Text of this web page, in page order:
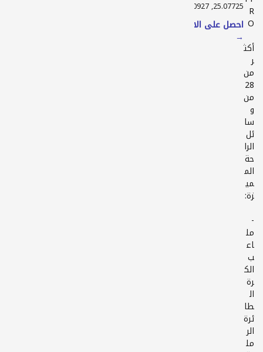
R
أكث
ر
من
28
من
و
سا
ئل
الرا
حة
الم
مي
-
مل
اع
ب
الك
رة
ال
طا
ئرة
الر
مل
25.07725, 55.30927
احصل على الاتجاهات
→